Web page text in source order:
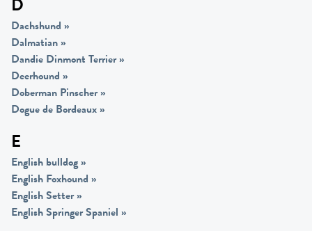
D
Dachshund »
Dalmatian»
Dandie Dinmont Terrier»
Deerhound »
Doberman Pinscher»
Dogue de Bordeaux»
E
English bulldog»
English Foxhound »
English Setter»
English Springer Spaniel »